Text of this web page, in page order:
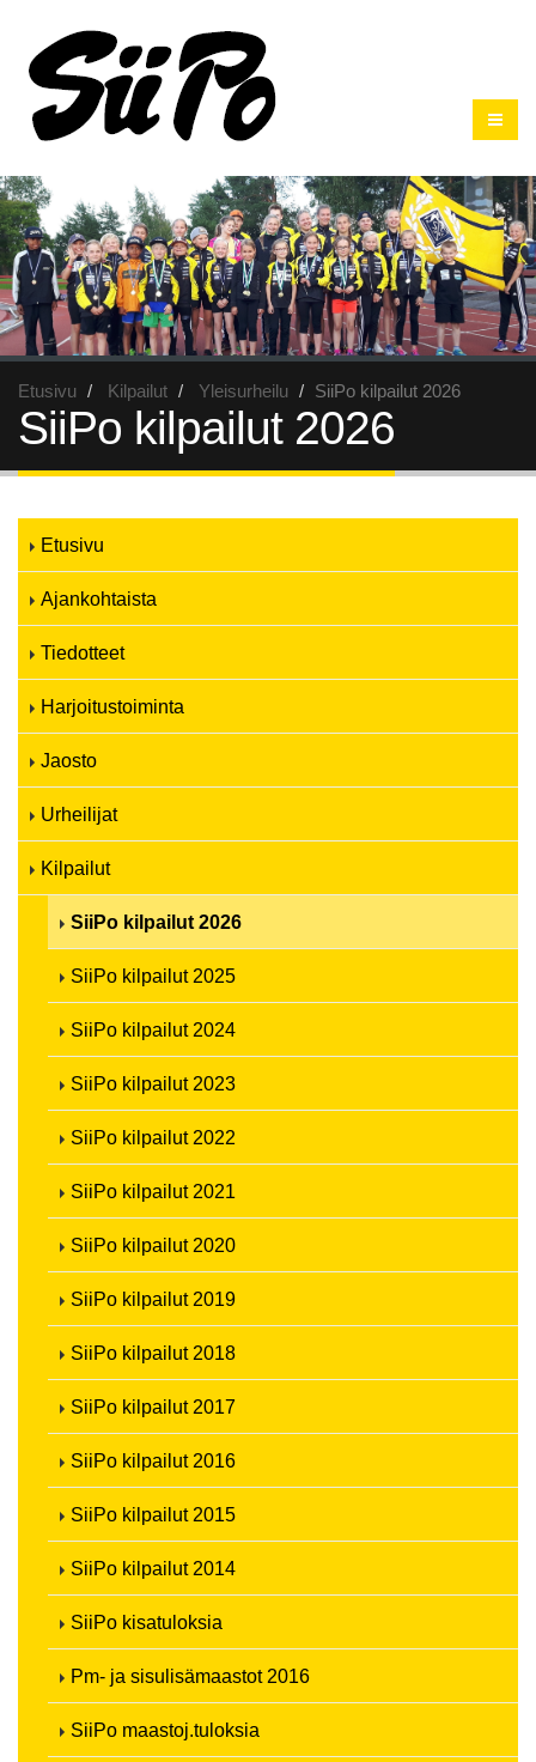
Etusivu Kilpailut Yleisurheilu SiiPo kilpailut 2026
SiiPo kilpailut 2026
Etusivu
Ajankohtaista
Tiedotteet
Harjoitustoiminta
Jaosto
Urheilijat
Kilpailut
SiiPo kilpailut 2026
SiiPo kilpailut 2025
SiiPo kilpailut 2024
SiiPo kilpailut 2023
SiiPo kilpailut 2022
SiiPo kilpailut 2021
SiiPo kilpailut 2020
SiiPo kilpailut 2019
SiiPo kilpailut 2018
SiiPo kilpailut 2017
SiiPo kilpailut 2016
SiiPo kilpailut 2015
SiiPo kilpailut 2014
SiiPo kisatuloksia
Pm- ja sisulisämaastot 2016
SiiPo maastoj.tuloksia